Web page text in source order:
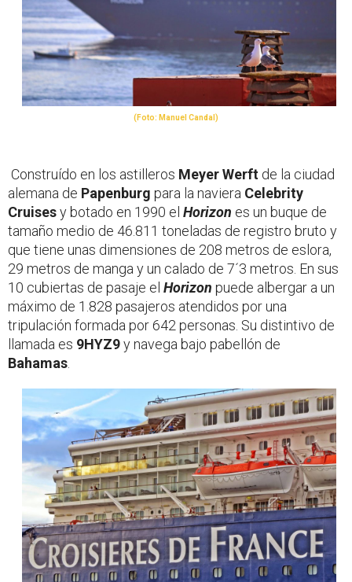
(Foto: Manuel Candal)
Construído en los astilleros Meyer Werft de la ciudad
alemana de Papenburg para la naviera Celebrity
Cruisesy botado en 1990 el Horizon es un buque de
tamaño medio de 46.811 toneladas de registro bruto y
que tiene unas dimensiones de 208 metros de eslora,
29 metros de manga y un calado de 7´3 metros. En sus
10 cubiertas de pasaje el Horizon puede albergar a un
máximo de 1.828 pasajeros atendidos por una
tripulación formada por 642 personas. Su distintivo de
llamada es 9HYZ9y navega bajo pabellón de
Bahamas